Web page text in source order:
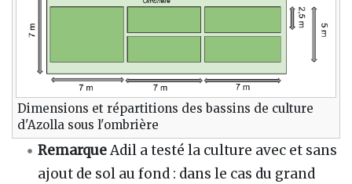
Dimensions et répartitions des bassins de culture
d'Azolla sous l'ombrière
RemarqueAdil a testé la culture avec et sans
ajout de sol au fond : dans le cas du grand